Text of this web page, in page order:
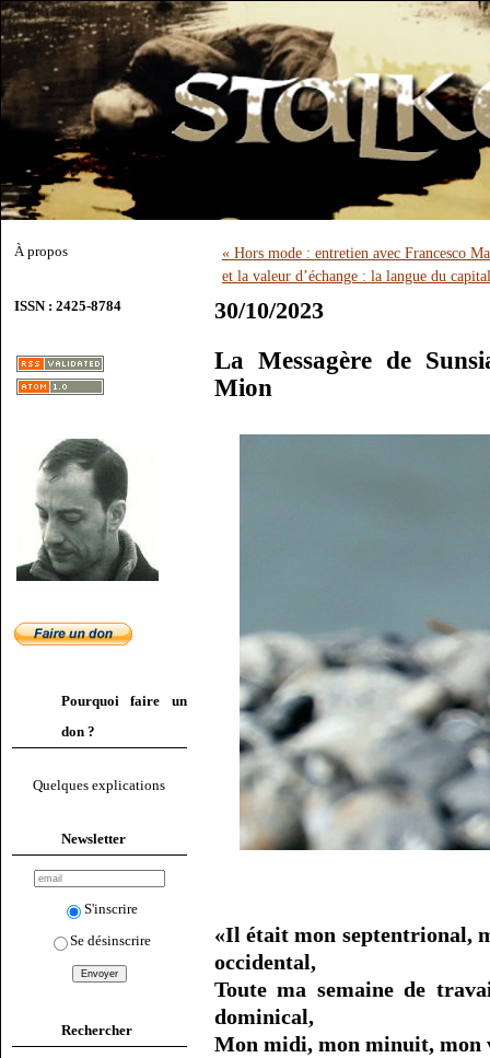
À propos
ISSN : 2425-8784
Pourquoi faire un
don ?
Quelques explications
Newsletter
S'inscrire
Se désinscrire
Rechercher
« Hors mode : entretien avec Francesco
et la valeur d’échange : la langue du
30/10/2023
La Messagère de
Mion
«Il était mon septentrional,
occidental,
Toute ma semaine de
dominical,
Mon midi, mon minuit, mon